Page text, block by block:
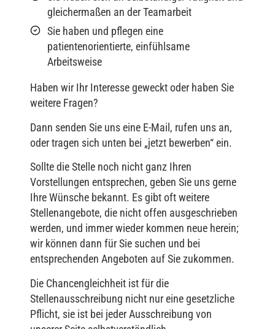
gleichermaßen an der Teamarbeit
Sie haben und pflegen eine
patientenorientierte, einfühlsame
Arbeitsweise
Haben wir Ihr Interesse geweckt oder haben Sie
weitere Fragen?
Dann senden Sie uns eine E-Mail, rufen uns an,
oder tragen sich unten bei „jetzt bewerben“ ein.
Sollte die Stelle noch nicht ganz Ihren
Vorstellungen entsprechen, geben Sie uns gerne
Ihre Wünsche bekannt. Es gibt oft weitere
Stellenangebote, die nicht offen ausgeschrieben
werden, und immer wieder kommen neue herein;
wir können dann für Sie suchen und bei
entsprechenden Angeboten auf Sie zukommen.
Die Chancengleichheit ist für die
Stellenausschreibung nicht nur eine gesetzliche
Pflicht, sie ist bei jeder Ausschreibung von